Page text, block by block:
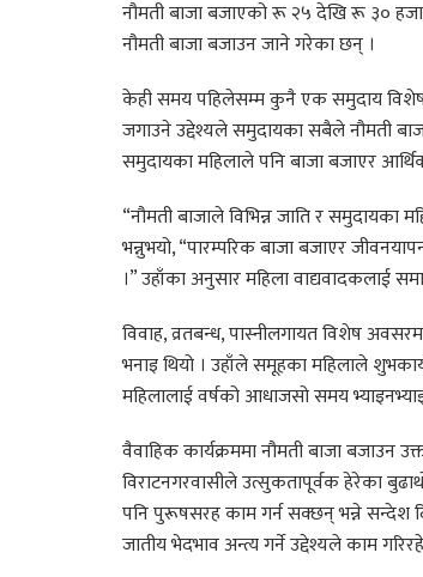
नौमती बाजा बजाएको रू २५ देखि रू ३०
नौमती बाजा बजाउन जाने गरेका छन् ।
केही समय पहिलेसम्म कुनै एक समुदाय
जगाउने उद्देश्यले समुदायका सबैले नौमती
समुदायका महिलाले पनि बाजा बजाएर
“नौमती बाजाले विभिन्न जाति र समुदायका
भन्नुभयो, “पारम्परिक बाजा बजाएर
।” उहाँका अनुसार महिला वाद्यवादकलाई
विवाह, व्रतबन्ध, पास्नीलगायत विशेष
भनाइ थियो । उहाँले समूहका महिलाले
महिलालाई वर्षको आधाजसो समय
वैवाहिक कार्यक्रममा नौमती बाजा बजाउन
विराटनगरवासीले उत्सुकतापूर्वक हेरेका
पनि पुरूषसरह काम गर्न सक्छन् भन्ने सन्देश
जातीय भेदभाव अन्त्य गर्ने उद्देश्यले काम